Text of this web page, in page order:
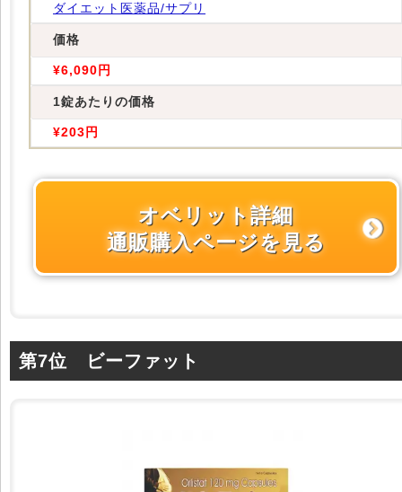
ダイエット医薬品/サプリ
価格
¥6,090円
1錠あたりの価格
¥203円
オベリット詳細
通販購入ページを見る
第7位 ビーファット